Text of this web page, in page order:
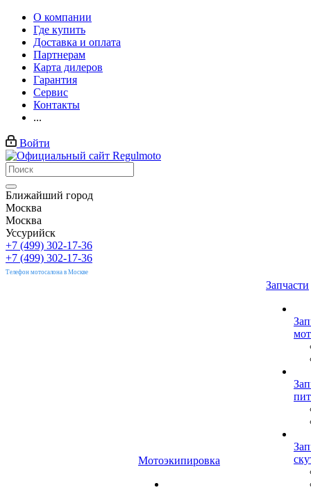
О компании
Где купить
Доставка и оплата
Партнерам
Карта дилеров
Гарантия
Сервис
Контакты
...
Войти
Ближайший город
Москва
Москва
Уссурийск
+7 (499) 302-17-36
+7 (499) 302-17-36
Телефон мотосалона в Москве
Мотоэкипировка
Запчасти